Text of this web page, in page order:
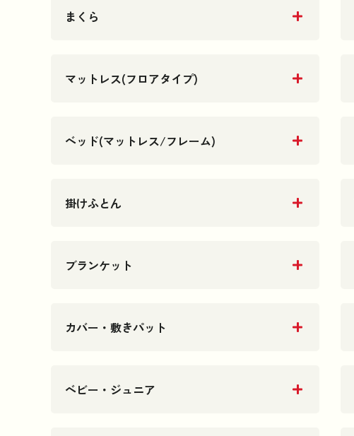
まくら
マットレス(フロアタイプ)
ベッド(マットレス/フレーム)
掛けふとん
ブランケット
カバー・敷きパット
ベビー・ジュニア